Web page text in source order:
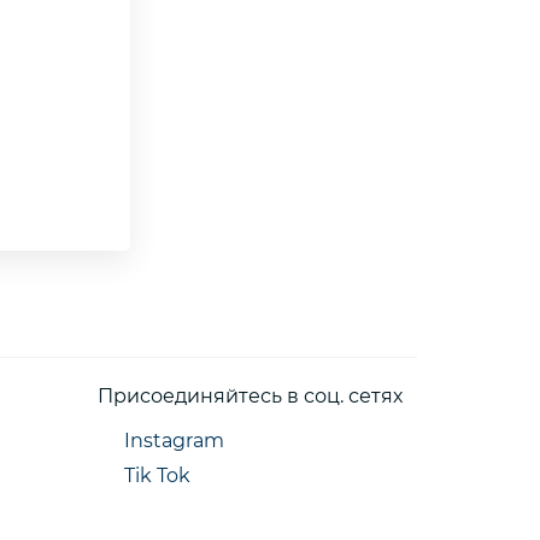
Присоединяйтесь в соц. сетях
Instagram
Tik Tok